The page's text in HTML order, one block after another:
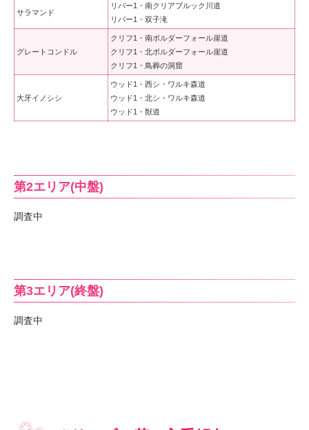
サラマンド
リバー1・南クリアブルック川道
リバー1・双子滝
グレートコンドル
クリフ1・南ボルダーフォール崖道
クリフ1・北ボルダーフォール崖道
クリフ1・鳥葬の洞窟
大牙イノシシ
ウッド1・西シ・ワルキ森道
ウッド1・北シ・ワルキ森道
ウッド1・獣道
第2エリア(中盤)
調査中
第3エリア(終盤)
調査中